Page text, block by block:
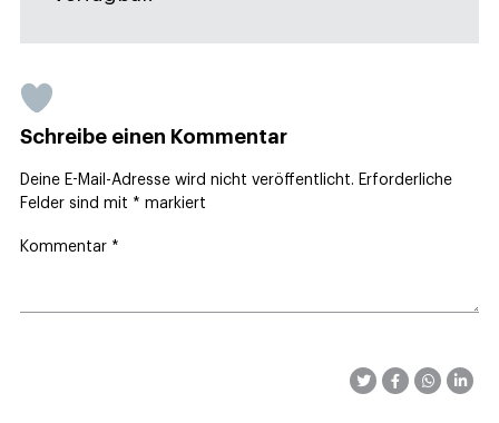
Schreibe einen Kommentar
Deine E-Mail-Adresse wird nicht veröffentlicht. Erforderliche
Felder sind mit * markiert
Kommentar *